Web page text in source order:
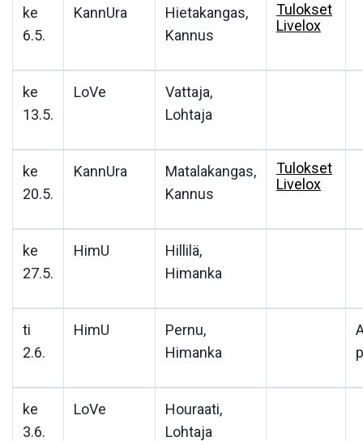
ke
6.5.
KannUra
Hietakangas,
Kannus
Tulokset
Livelox
ke
13.5.
LoVe
Vattaja,
Lohtaja
ke
20.5.
KannUra
Matalakangas,
Kannus
Tulokset
Livelox
ke
27.5.
HimU
Hillilä,
Himanka
ti
2.6.
HimU
Pernu,
Himanka
ke
3.6.
LoVe
Houraati,
Lohtaja